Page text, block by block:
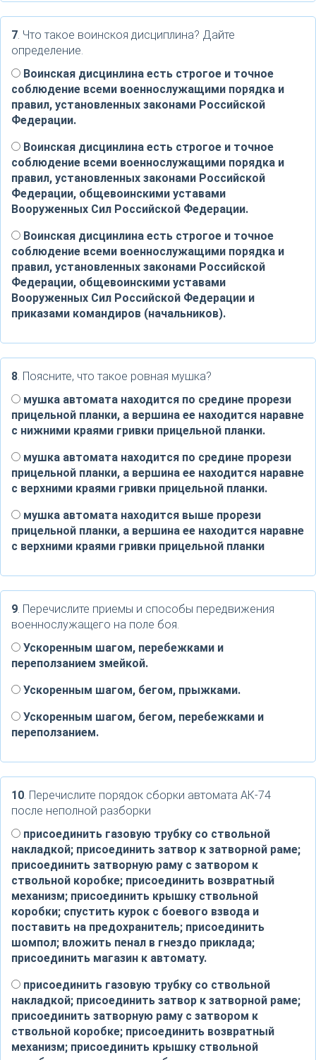
7. Что такое воинскоя дисциплина? Дайте
определение.
Воинская дисцинлина есть строгое и точное
соблюдение всеми военнослужащими порядка и
правил, установленных законами Российской
Федерации.
Воинская дисцинлина есть строгое и точное
соблюдение всеми военнослужащими порядка и
правил, установленных законами Российской
Федерации, общевоинскими уставами
Вооруженных Сил Российской Федерации.
Воинская дисцинлина есть строгое и точное
соблюдение всеми военнослужащими порядка и
правил, установленных законами Российской
Федерации, общевоинскими уставами
Вооруженных Сил Российской Федерации и
приказами командиров (начальников).
8. Поясните, что такое ровная мушка?
мушка автомата находится по средине прорези
прицельной планки, а вершина ее находится наравне
с нижними краями гривки прицельной планки.
мушка автомата находится по средине прорези
прицельной планки, а вершина ее находится наравне
с верхними краями гривки прицельной планки.
мушка автомата находится выше прорези
прицельной планки, а вершина ее находится наравне
с верхними краями гривки прицельной планки
9. Перечислите приемы и способы передвижения
военнослужащего на поле боя.
Ускоренным шагом, перебежками и
переползанием змейкой.
Ускоренным шагом, бегом, прыжками.
Ускоренным шагом, бегом, перебежками и
переползанием.
10. Перечислите порядок сборки автомата АК-74
после неполной разборки
присоединить газовую трубку со ствольной
накладкой; присоединить затвор к затворной раме;
присоединить затворную раму с затвором к
ствольной коробке; присоединить возвратный
механизм; присоединить крышку ствольной
коробки; спустить курок с боевого взвода и
поставить на предохранитель; присоединить
шомпол; вложить пенал в гнездо приклада;
присоединить магазин к автомату.
присоединить газовую трубку со ствольной
накладкой; присоединить затвор к затворной раме;
присоединить затворную раму с затвором к
ствольной коробке; присоединить возвратный
механизм; присоединить крышку ствольной